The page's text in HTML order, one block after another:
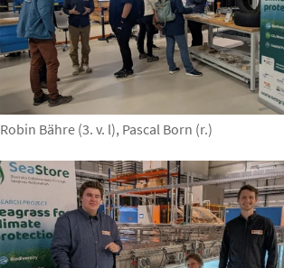
Robin Bähre (3. v. l), Pascal Born (r.)